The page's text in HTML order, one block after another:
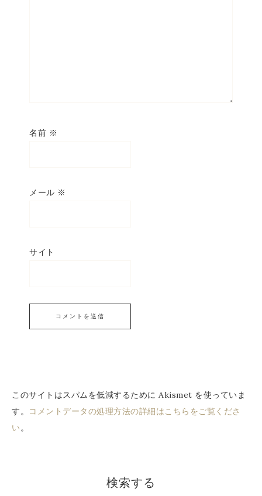
名前 ※
メール ※
サイト
このサイトはスパムを低減するために Akismet を使っていま
す。
コメントデータの処理方法の詳細はこちらをご覧くださ
い。
検索する